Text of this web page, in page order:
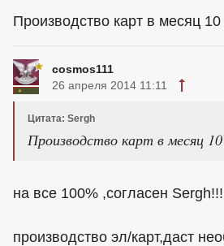
Производство карт в месяц
cosmos111
26 апреля 2014 11:11
Цитата: Sergh
Производство карт в месяц
на все 100% ,согласен
производство эл/карт,даст